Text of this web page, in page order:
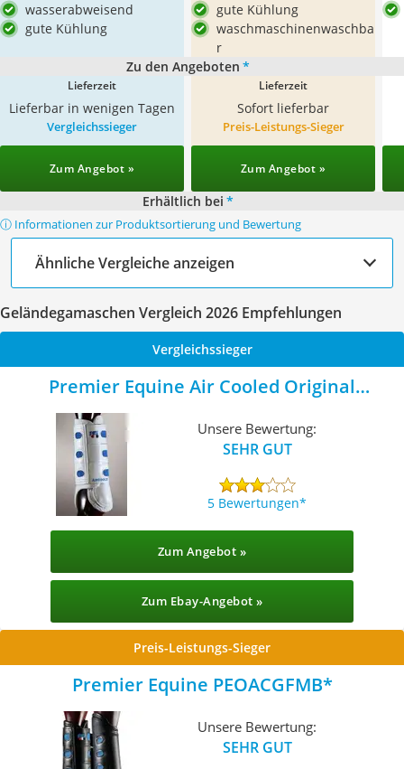
wasserabweisend
gute Kühlung
gute Kühlung
waschmaschinenwaschba
r
Zu den Angeboten *
Lieferzeit
Lieferbar in wenigen Tagen
Lieferzeit
Sofort lieferbar
Vergleichssieger
Zum Angebot »
Preis-Leistungs-Sieger
Zum Angebot »
Erhältlich bei *
ⓘ Informationen zur Produktsortierung und Bewertung
Ähnliche Vergleiche anzeigen
Geländegamaschen Vergleich 2026 Empfehlungen
Vergleichssieger
Premier Equine Air Cooled Original
Gelände-Gamaschen vorne
Unsere Bewertung:
SEHR GUT
5 Bewertungen
Zum Angebot »
Zum Ebay-Angebot »
Preis-Leistungs-Sieger
Premier Equine PEOACGFMB
Unsere Bewertung:
SEHR GUT